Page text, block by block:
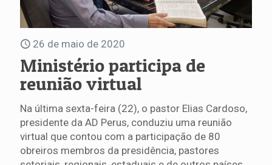
26 de maio de 2020
Ministério participa de
reunião virtual
Na última sexta-feira (22), o pastor Elias Cardoso,
presidente da AD Perus, conduziu uma reunião
virtual que contou com a participação de 80
obreiros membros da presidência, pastores